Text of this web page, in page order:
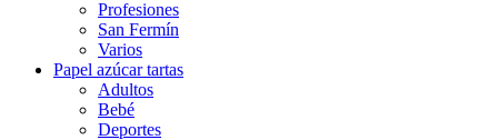
Profesiones
San Fermín
Varios
Papel azúcar tartas
Adultos
Bebé
Deportes